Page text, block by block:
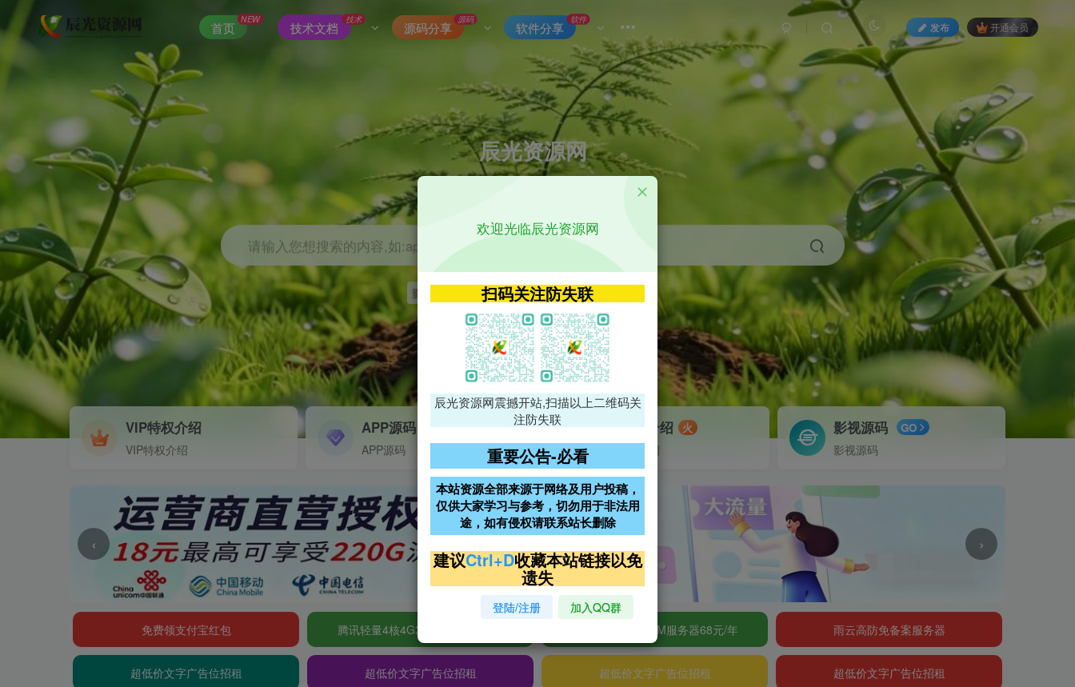
首页
NEW
技术文档
技术
源码分享
源码
软件分享
软件
发布 开通会员
辰光资源网
优质的网络资源分享平台
请输入您想搜索的内容,如:app源码
影视 神马 getapp 原神
VIP特权介绍
VIP特权介绍
APP源码
APP源码
VIP特权介绍 火
VIP特权介绍
影视源码 GO
影视源码
‹ ›
免费领支付宝红包 腾讯轻量4核4G3M服务器38元/年 阿里云2核2G200M服务器68元/年 雨云高防免备案服务器
超低价文字广告位招租 超低价文字广告位招租 超低价文字广告位招租 超低价文字广告位招租
欢迎光临辰光资源网
扫码关注防失联
辰光资源网震撼开站,扫描以上二维码关
注防失联
重要公告-必看
本站资源全部来源于网络及用户投稿，
仅供大家学习与参考，切勿用于非法用
途，如有侵权请联系站长删除
建议Ctrl+D收藏本站链接以免
遗失
登陆/注册 加入QQ群